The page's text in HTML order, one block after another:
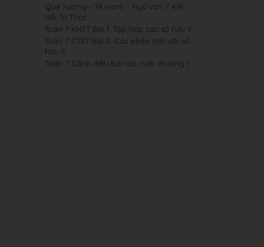
Quê hương - Tế Hanh - Ngữ văn 7 Kết
Nối Tri Thức
Toán 7 KNTT Bài 1: Tập hợp các số hữu tỉ
Toán 7 CTST Bài 2: Các phép tính với số
hữu tỉ
Toán 7 Cánh diều Bài tập cuối chương 1